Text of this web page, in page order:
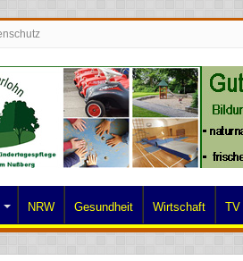
NRW Gesundheit Wirtschaft TV